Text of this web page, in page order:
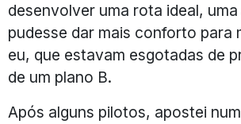
desenvolver uma rota ideal,
pudesse dar mais conforto para
eu, que estavam esgotadas de
de um plano B.
Após alguns pilotos, apostei